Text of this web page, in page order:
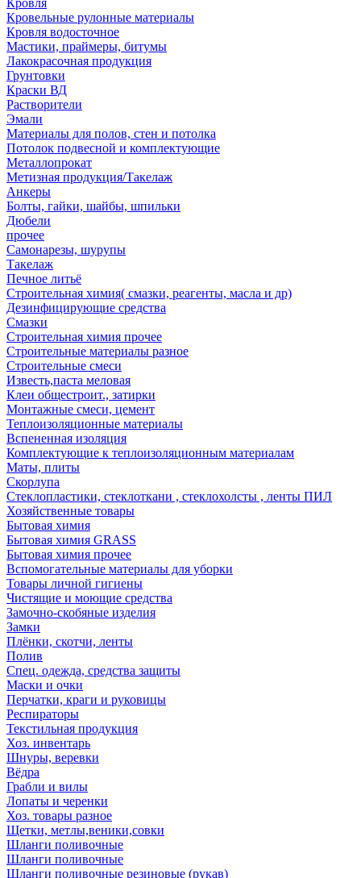
Кровля
Кровельные рулонные материалы
Кровля водосточное
Мастики, праймеры, битумы
Лакокрасочная продукция
Грунтовки
Краски ВД
Растворители
Эмали
Материалы для полов, стен и потолка
Потолок подвесной и комплектующие
Металлопрокат
Метизная продукция/Такелаж
Анкеры
Болты, гайки, шайбы, шпильки
Дюбели
прочее
Самонарезы, шурупы
Такелаж
Печное литьё
Строительная химия( смазки, реагенты, масла и др)
Дезинфицирующие средства
Смазки
Строительная химия прочее
Строительные материалы разное
Строительные смеси
Известь,паста меловая
Клеи общестроит., затирки
Монтажные смеси, цемент
Теплоизоляционные материалы
Вспененная изоляция
Комплектующие к теплоизоляционным материалам
Маты, плиты
Скорлупа
Стеклопластики, стеклоткани , стеклохолсты , ленты ПИЛ
Хозяйственные товары
Бытовая химия
Бытовая химия GRASS
Бытовая химия прочее
Вспомогательные материалы для уборки
Товары личной гигиены
Чистящие и моющие средства
Замочно-скобяные изделия
Замки
Плёнки, скотчи, ленты
Полив
Спец. одежда, средства защиты
Маски и очки
Перчатки, краги и руковицы
Респираторы
Текстильная продукция
Хоз. инвентарь
Шнуры, веревки
Вёдра
Грабли и вилы
Лопаты и черенки
Хоз. товары разное
Щетки, метлы,веники,совки
Шланги поливочные
Шланги поливочные
Шланги поливочные резиновые (рукав)